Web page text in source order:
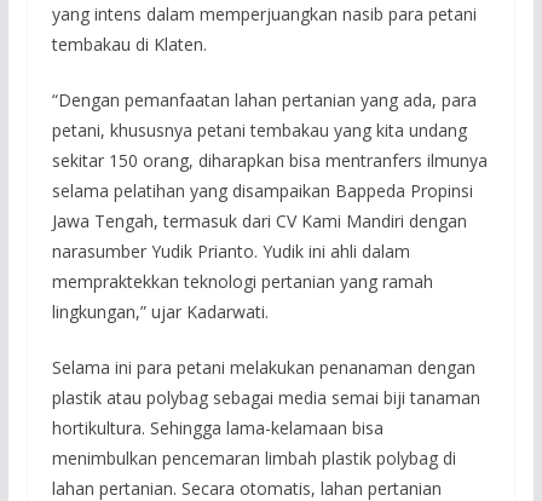
yang intens dalam memperjuangkan nasib para petani
tembakau di Klaten.
“Dengan pemanfaatan lahan pertanian yang ada, para
petani, khususnya petani tembakau yang kita undang
sekitar 150 orang, diharapkan bisa mentranfers ilmunya
selama pelatihan yang disampaikan Bappeda Propinsi
Jawa Tengah, termasuk dari CV Kami Mandiri dengan
narasumber Yudik Prianto. Yudik ini ahli dalam
mempraktekkan teknologi pertanian yang ramah
lingkungan,” ujar Kadarwati.
Selama ini para petani melakukan penanaman dengan
plastik atau polybag sebagai media semai biji tanaman
hortikultura. Sehingga lama-kelamaan bisa
menimbulkan pencemaran limbah plastik polybag di
lahan pertanian. Secara otomatis, lahan pertanian